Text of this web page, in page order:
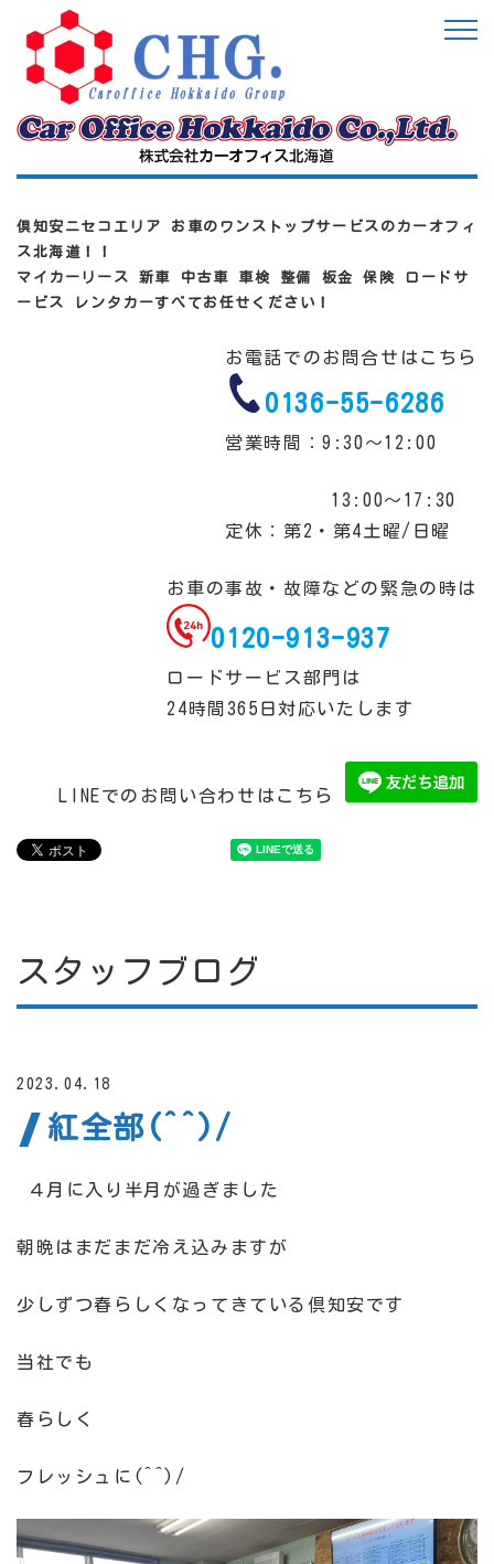
倶知安ニセコエリア お車のワンストップサービスのカーオフィ
ス北海道！！
マイカーリース 新車 中古車 車検 整備 板金 保険 ロードサ
ービス レンタカーすべてお任せください！
お電話でのお問合せはこちら
0136-55-6286
営業時間：9:30～12:00
13:00～17:30
定休：第2・第4土曜/日曜
お車の事故・故障などの緊急の時は
0120-913-937
ロードサービス部門は
24時間365日対応いたします
LINEでのお問い合わせはこちら
スタッフブログ
2023.04.18
紅全部(^^)/
４月に入り半月が過ぎました
朝晩はまだまだ冷え込みますが
少しずつ春らしくなってきている倶知安です
当社でも
春らしく
フレッシュに(^^)/